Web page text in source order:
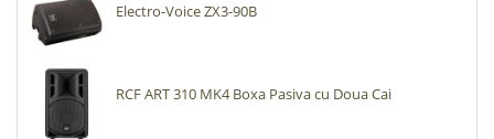
Electro-Voice ZX3-90B
RCF ART 310 MK4 Boxa Pasiva cu Doua Cai